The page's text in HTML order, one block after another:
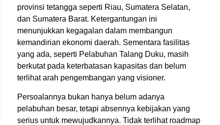
provinsi tetangga seperti Riau, Sumatera Selatan,
dan Sumatera Barat. Ketergantungan ini
menunjukkan kegagalan dalam membangun
kemandirian ekonomi daerah. Sementara fasilitas
yang ada, seperti Pelabuhan Talang Duku, masih
berkutat pada keterbatasan kapasitas dan belum
terlihat arah pengembangan yang visioner.
Persoalannya bukan hanya belum adanya
pelabuhan besar, tetapi absennya kebijakan yang
serius untuk mewujudkannya. Tidak terlihat roadmap